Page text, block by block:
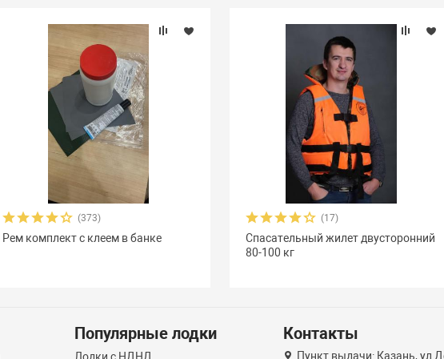
(373)
Рем комплект с клеем в банке
(17)
Спасательный жилет двусторонний
80-100 кг
Популярные лодки Контакты
Пункт выдачи: Казань, ул